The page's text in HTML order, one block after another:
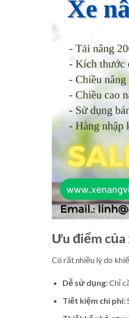
Ưu điểm
Có rất nhiều lý do
Dễ sử dụng:Chỉ
Tiết kiệm chi phí: